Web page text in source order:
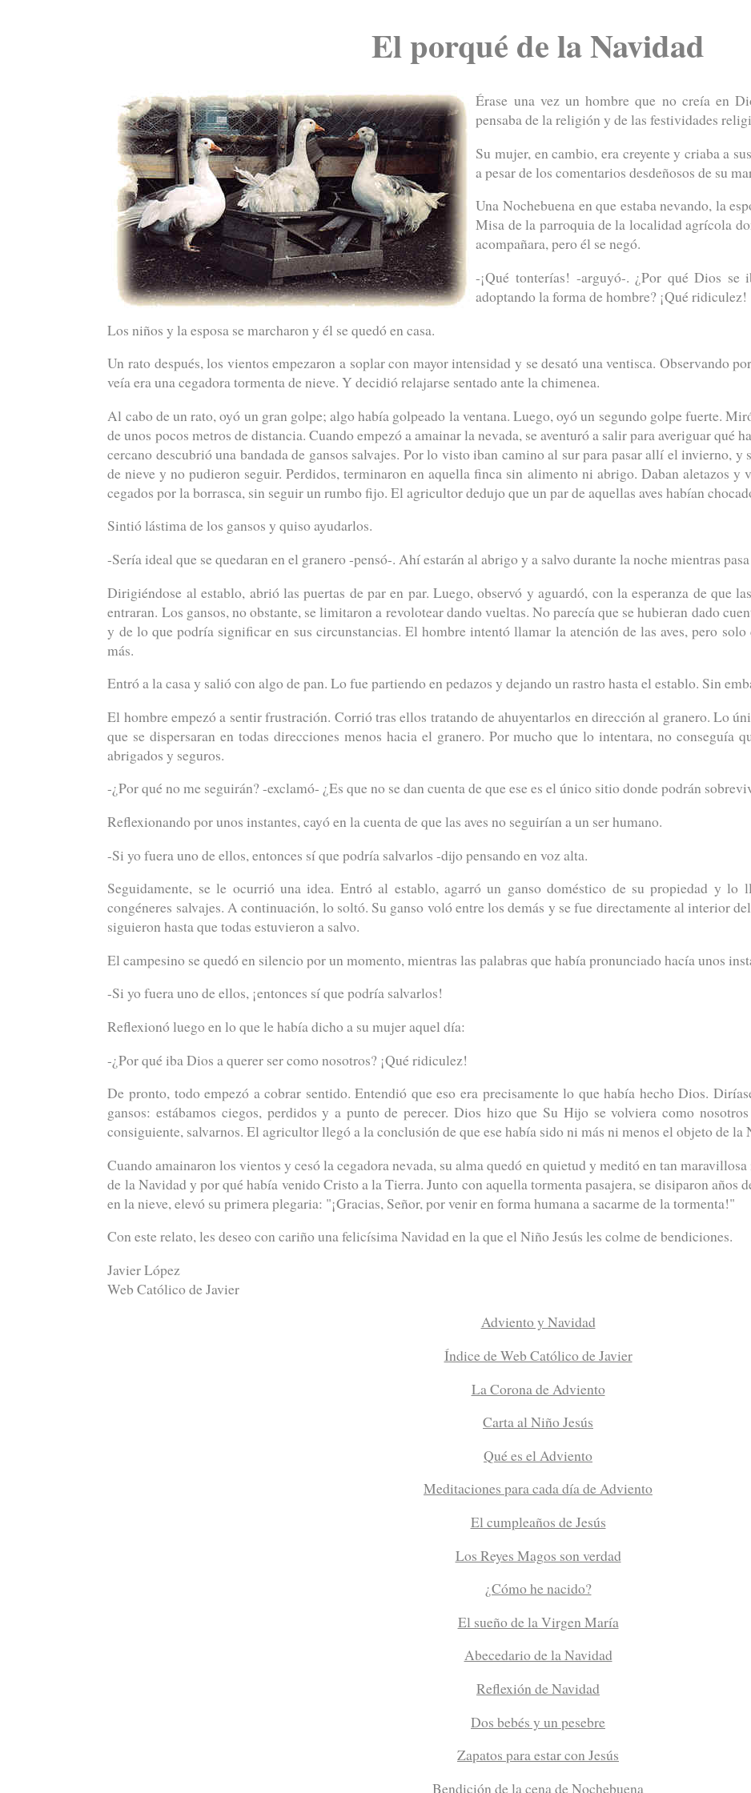
El porqué de la Navidad
Érase una vez un hombre que no creía en
pensaba de la religión y de las festividades
Su mujer, en cambio, era creyente y criaba a
a pesar de los comentarios desdeñosos de su
Una Nochebuena en que estaba nevando, la
Misa de la parroquia de la localidad agrícola
acompañara, pero él se negó.
-¡Qué tonterías! -arguyó-. ¿Por qué Dios
adoptando la forma de hombre? ¡Qué ridiculez!
Los niños y la esposa se marcharon y él se quedó en casa.
Un rato después, los vientos empezaron a soplar con mayor intensidad y se desató una ventisca. Observando
veía era una cegadora tormenta de nieve. Y decidió relajarse sentado ante la chimenea.
Al cabo de un rato, oyó un gran golpe; algo había golpeado la ventana. Luego, oyó un segundo golpe fuerte.
de unos pocos metros de distancia. Cuando empezó a amainar la nevada, se aventuró a salir para averiguar qué
cercano descubrió una bandada de gansos salvajes. Por lo visto iban camino al sur para pasar allí el invierno,
de nieve y no pudieron seguir. Perdidos, terminaron en aquella finca sin alimento ni abrigo. Daban aletazos y
cegados por la borrasca, sin seguir un rumbo fijo. El agricultor dedujo que un par de aquellas aves habían
Sintió lástima de los gansos y quiso ayudarlos.
-Sería ideal que se quedaran en el granero -pensó-. Ahí estarán al abrigo y a salvo durante la noche mientras
Dirigiéndose al establo, abrió las puertas de par en par. Luego, observó y aguardó, con la esperanza de que
entraran. Los gansos, no obstante, se limitaron a revolotear dando vueltas. No parecía que se hubieran dado
y de lo que podría significar en sus circunstancias. El hombre intentó llamar la atención de las aves, pero
más.
Entró a la casa y salió con algo de pan. Lo fue partiendo en pedazos y dejando un rastro hasta el establo. Sin
El hombre empezó a sentir frustración. Corrió tras ellos tratando de ahuyentarlos en dirección al granero. Lo
que se dispersaran en todas direcciones menos hacia el granero. Por mucho que lo intentara, no conseguía
abrigados y seguros.
-¿Por qué no me seguirán? -exclamó- ¿Es que no se dan cuenta de que ese es el único sitio donde podrán
Reflexionando por unos instantes, cayó en la cuenta de que las aves no seguirían a un ser humano.
-Si yo fuera uno de ellos, entonces sí que podría salvarlos -dijo pensando en voz alta.
Seguidamente, se le ocurrió una idea. Entró al establo, agarró un ganso doméstico de su propiedad y lo
congéneres salvajes. A continuación, lo soltó. Su ganso voló entre los demás y se fue directamente al interior
siguieron hasta que todas estuvieron a salvo.
El campesino se quedó en silencio por un momento, mientras las palabras que había pronunciado hacía unos
-Si yo fuera uno de ellos, ¡entonces sí que podría salvarlos!
Reflexionó luego en lo que le había dicho a su mujer aquel día:
-¿Por qué iba Dios a querer ser como nosotros? ¡Qué ridiculez!
De pronto, todo empezó a cobrar sentido. Entendió que eso era precisamente lo que había hecho Dios.
gansos: estábamos ciegos, perdidos y a punto de perecer. Dios hizo que Su Hijo se volviera como
consiguiente, salvarnos. El agricultor llegó a la conclusión de que ese había sido ni más ni menos el objeto de la
Cuando amainaron los vientos y cesó la cegadora nevada, su alma quedó en quietud y meditó en tan
de la Navidad y por qué había venido Cristo a la Tierra. Junto con aquella tormenta pasajera, se disiparon años
en la nieve, elevó su primera plegaria: "¡Gracias, Señor, por venir en forma humana a sacarme de la tormenta!"
Con este relato, les deseo con cariño una felicísima Navidad en la que el Niño Jesús les colme de bendiciones.
Javier López
Web Católico de Javier
Adviento y Navidad
Índice de Web Católico de Javier
La Corona de Adviento
Carta al Niño Jesús
Qué es el Adviento
Meditaciones para cada día de Adviento
El cumpleaños de Jesús
Los Reyes Magos son verdad
¿Cómo he nacido?
El sueño de la Virgen María
Abecedario de la Navidad
Reflexión de Navidad
Dos bebés y un pesebre
Zapatos para estar con Jesús
Bendición de la cena de Nochebuena